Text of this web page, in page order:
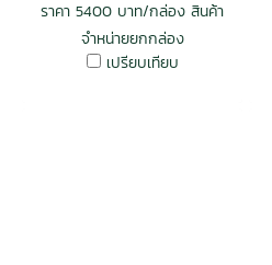
ราคา 5400 บาท/กล่อง สินค้า
จำหน่ายยกกล่อง
เปรียบเทียบ